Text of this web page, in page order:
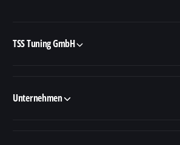
TSS Tuning GmbH
Unternehmen